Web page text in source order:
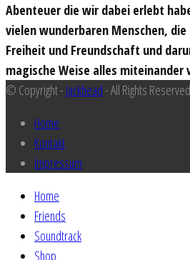
Abenteuer die wir dabei erlebt
vielen wunderbaren Menschen,
Freiheit und Freundschaft und
magische Weise alles miteinander
© Copyright - Jackhead- All Rights
Home
Kontakt
Impressum
Home
Friends
Soundtrack
Shop